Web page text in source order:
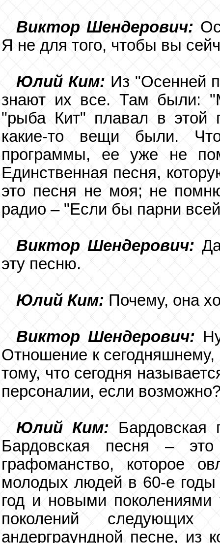
Виктор Шендерович:
Я не для того, чтобы вы
Юлий Ким:Из "Осенней
знают их все. Там были:
"рыба Кит" плавал в этой
какие-то вещи были.
программы, ее уже не
Единственная песня,
это песня не моя; не
радио – "Если бы парни
Виктор Шендерович:
эту песню.
Юлий Ким:Почему, она
Виктор Шендерович:
Отношение к сегодняшнему,
тому, что сегодня
персоналии, если
Юлий Ким: Бардовская
Бардовская песня – это
графоманство, которое
молодых людей в 60-е годы
год и новыми
поколений
андерграундной песне, из